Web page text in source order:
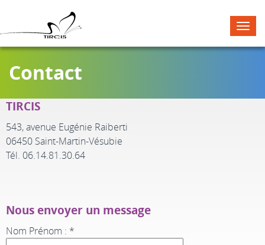
Contact
TIRCIS
543, avenue Eugénie Raiberti
06450 Saint-Martin-Vésubie
Tél. 06.14.81.30.64
Nous envoyer un message
Nom Prénom : *